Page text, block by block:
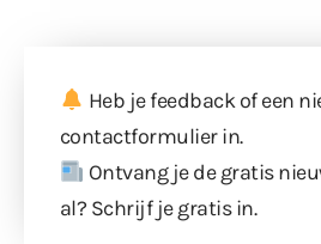
Heb je feedback of een
contactformulierin.
Ontvang je de gratis
al? Schrijf je gratis in.